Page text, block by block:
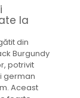
la
din
Burgundy
potrivit
german
Aceast